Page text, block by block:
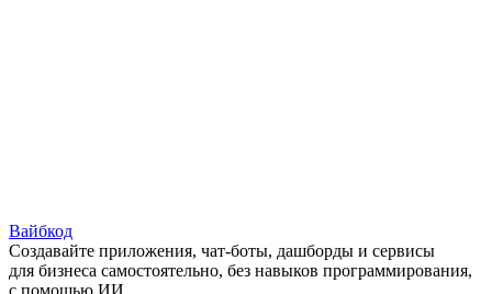
Вайбкод
Создавайте приложения, чат-боты, дашборды и сервисы
для бизнеса самостоятельно, без навыков программирования,
с помощью ИИ